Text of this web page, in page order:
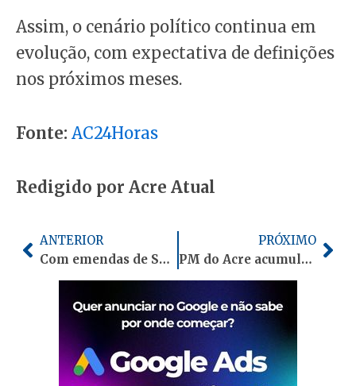
Assim, o cenário político continua em
evolução, com expectativa de definições
nos próximos meses.
Fonte: AC24Horas
Redigido por Acre Atual
Anterior
ANTERIOR
Com emendas de Socorro Neri, Bocalom anuncia revitalização de três praças em Rio Branco
PRÓXIMO
PM do Acre acumula dívida superior a R$ 20 mil com o Saerb por contas atrasadas